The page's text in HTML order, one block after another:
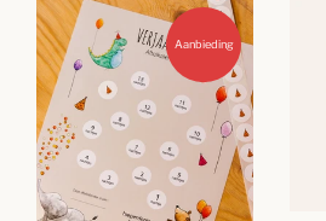
Aanbieding